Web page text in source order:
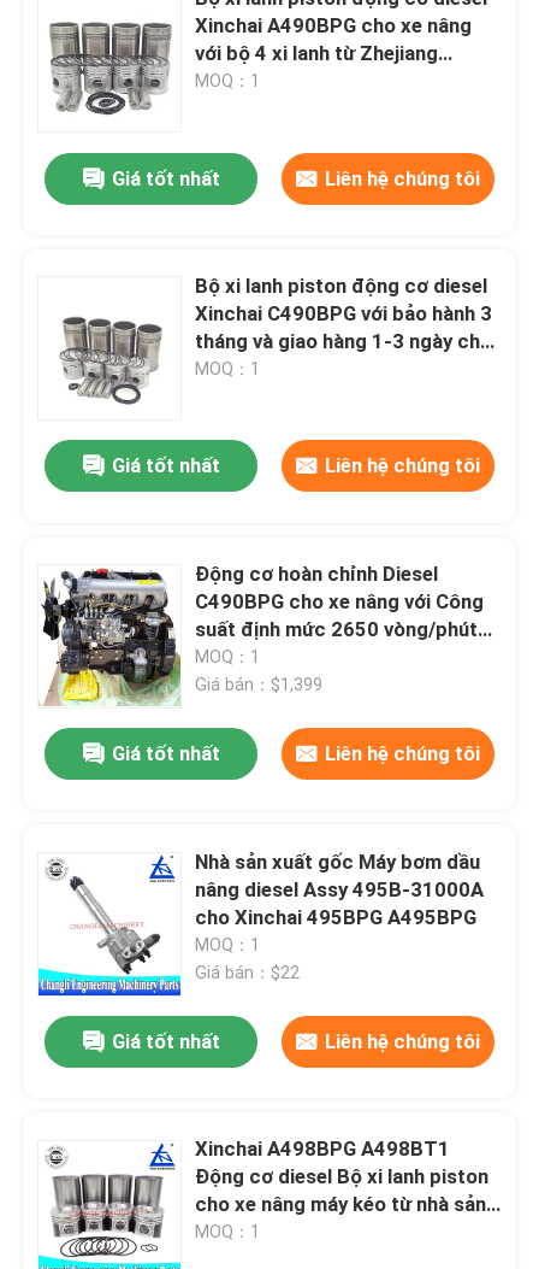
Nhà
Sản phẩm
Xinchai A490BPG cho xe nâng
với bộ 4 xi lanh từ Zhejiang
Xinchai Co., Ltd
MOQ：1
Giá tốt nhất Liên hệ chúng tôi
Bộ xi lanh piston động cơ diesel
Xinchai C490BPG với bảo hành 3
tháng và giao hàng 1-3 ngày cho
4 xi lanh
MOQ：1
Giá tốt nhất Liên hệ chúng tôi
Động cơ hoàn chỉnh Diesel
C490BPG cho xe nâng với Công
suất định mức 2650 vòng/phút
và Giao hàng trong 4-6 ngày
MOQ：1
Giá bán：$1,399
Giá tốt nhất Liên hệ chúng tôi
Nhà sản xuất gốc Máy bơm dầu
nâng diesel Assy 495B-31000A
cho Xinchai 495BPG A495BPG
MOQ：1
Giá bán：$22
Giá tốt nhất Liên hệ chúng tôi
Xinchai A498BPG A498BT1
Động cơ diesel Bộ xi lanh piston
cho xe nâng máy kéo từ nhà sản
xuất ban đầu với giao hàng 1-3
MOQ：1